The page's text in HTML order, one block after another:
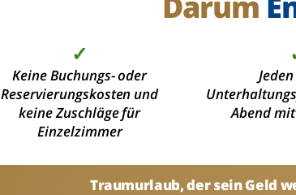
✓
Keine Buchungs- oder
Reservierungskosten und
keine Zuschläge für
Einzelzimmer
Abend
Traumurlaub, der sein Geld